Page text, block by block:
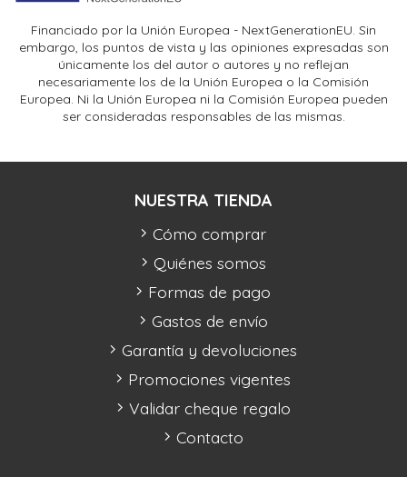
Financiado por la Unión Europea - NextGenerationEU. Sin
embargo, los puntos de vista y las opiniones expresadas son
únicamente los del autor o autores y no reflejan
necesariamente los de la Unión Europea o la Comisión
Europea. Ni la Unión Europea ni la Comisión Europea pueden
ser consideradas responsables de las mismas.
NUESTRA TIENDA
Cómo comprar
Quiénes somos
Formas de pago
Gastos de envío
Garantía y devoluciones
Promociones vigentes
Validar cheque regalo
Contacto